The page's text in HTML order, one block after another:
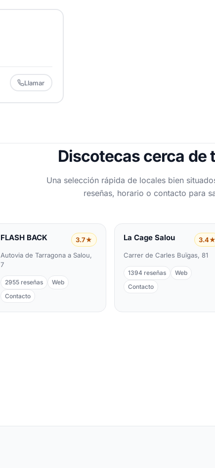
Llamar
Discotecas cerca de
Una selección rápida de locales bien
reseñas, horario o contacto para
FLASH BACK
3.7★
Autovia de Tarragona a Salou,
7
2955 reseñas
Web
Contacto
La Cage Salou
3.4★
Carrer de Carles Buïgas, 81
1394 reseñas
Web
Contacto